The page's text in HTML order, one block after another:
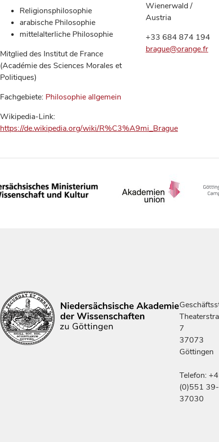
Religionsphilosophie
arabische Philosophie
mittelalterliche Philosophie
Mitglied des Institut de France
(Académie des Sciences Morales et
Politiques)
Fachgebiete: Philosophie allgemein
Wikipedia-Link:
https://de.wikipedia.org/wiki/R%C3%A9mi_Brague
Wienerwald /
Austria
+33 684 874 194
brague@orange.fr
7
37073
Göttingen
Telefon:
(0)551 39-
37030